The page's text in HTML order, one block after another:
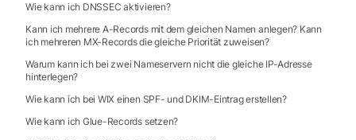
Wie kann ich DNSSEC aktivieren?
Kann ich mehrere A-Records mit dem gleichen Namen anlegen? Kann
ich mehreren MX-Records die gleiche Priorität zuweisen?
Warum kann ich bei zwei Nameservern nicht die gleiche IP-Adresse
hinterlegen?
Wie kann ich bei WIX einen SPF- und DKIM-Eintrag erstellen?
Wie kann ich Glue-Records setzen?